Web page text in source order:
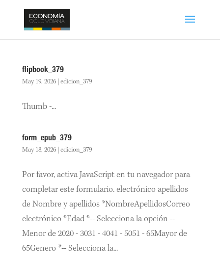
flipbook_379
May 19, 2026| edicion_379
Thumb -...
form_epub_379
May 18, 2026| edicion_379
Por favor, activa JavaScript en tu navegador para
completar este formulario. electrónico apellidos
de Nombre y apellidos *NombreApellidosCorreo
electrónico *Edad *-- Selecciona la opción --
Menor de 2020 - 3031 - 4041 - 5051 - 65Mayor de
65Genero *-- Selecciona la...